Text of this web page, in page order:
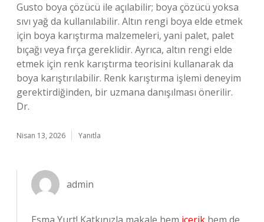
Gusto boya çözücü ile açılabilir; boya çözücü yoksa
sıvı yağ da kullanılabilir. Altın rengi boya elde etmek
için boya karıştırma malzemeleri, yani palet, palet
bıçağı veya fırça gereklidir. Ayrıca, altın rengi elde
etmek için renk karıştırma teorisini kullanarak da
boya karıştırılabilir. Renk karıştırma işlemi deneyim
gerektirdiğinden, bir uzmana danışılması önerilir.
Dr.
Nisan 13, 2026 Yanıtla
admin